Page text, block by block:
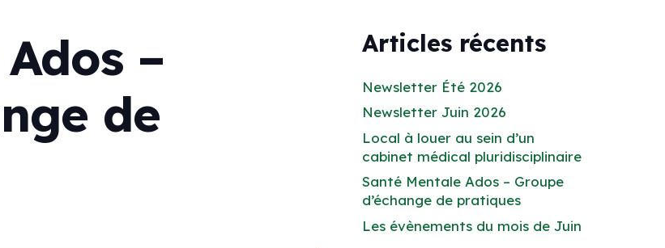
–
de
Articles récents
Newsletter Été 2026
Newsletter Juin 2026
Local à louer au sein d’un
cabinet médical pluridisciplinaire
Santé Mentale Ados – Groupe
d’échange de pratiques
Les évènements du mois de Juin